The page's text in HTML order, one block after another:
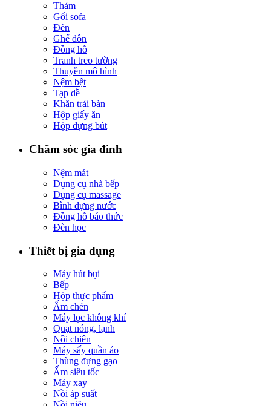
Thảm
Gối sofa
Đèn
Ghế đôn
Đồng hồ
Tranh treo tường
Thuyền mô hình
Nệm bệt
Tạp dề
Khăn trải bàn
Hộp giấy ăn
Hộp đựng bút
Chăm sóc gia đình
Nệm mát
Dụng cụ nhà bếp
Dụng cụ massage
Bình đựng nước
Đồng hồ báo thức
Đèn học
Thiết bị gia dụng
Máy hút bụi
Bếp
Hộp thực phẩm
Ấm chén
Máy lọc không khí
Quạt nóng, lạnh
Nồi chiên
Máy sấy quần áo
Thùng đựng gạo
Ấm siêu tốc
Máy xay
Nồi áp suất